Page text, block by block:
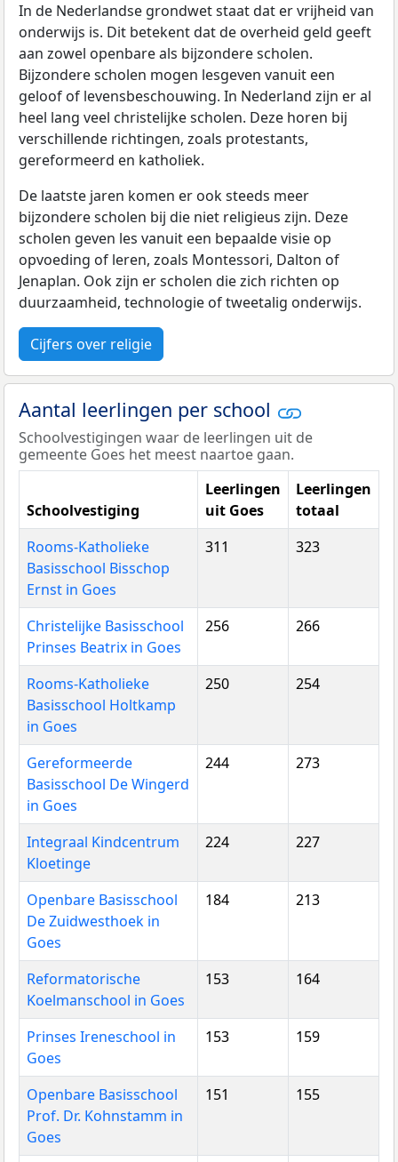
In de Nederlandse grondwet staat dat er vrijheid van
onderwijs is. Dit betekent dat de overheid geld geeft
aan zowel openbare als bijzondere scholen.
Bijzondere scholen mogen lesgeven vanuit een
geloof of levensbeschouwing. In Nederland zijn er al
heel lang veel christelijke scholen. Deze horen bij
verschillende richtingen, zoals protestants,
gereformeerd en katholiek.
De laatste jaren komen er ook steeds meer
bijzondere scholen bij die niet religieus zijn. Deze
scholen geven les vanuit een bepaalde visie op
opvoeding of leren, zoals Montessori, Dalton of
Jenaplan. Ook zijn er scholen die zich richten op
duurzaamheid, technologie of tweetalig onderwijs.
Cijfers over religie
Aantal leerlingen per school
Schoolvestigingen waar de leerlingen uit de
gemeente Goes het meest naartoe gaan.
Schoolvestiging
Leerlingen
uit Goes
Leerlingen
totaal
Rooms-Katholieke
Basisschool Bisschop
Ernst in Goes
311 323
Christelijke Basisschool
Prinses Beatrix in Goes
256 266
Rooms-Katholieke
Basisschool Holtkamp
in Goes
250 254
Gereformeerde
Basisschool De Wingerd
in Goes
244 273
Integraal Kindcentrum
Kloetinge
224 227
Openbare Basisschool
De Zuidwesthoek in
Goes
184 213
Reformatorische
Koelmanschool in Goes
153 164
Prinses Ireneschool in
Goes
153 159
Openbare Basisschool
Prof. Dr. Kohnstamm in
Goes
151 155